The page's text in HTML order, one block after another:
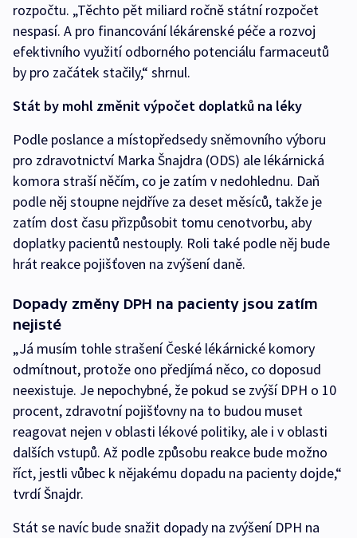
rozpočtu. „Těchto pět miliard ročně státní rozpočet
nespasí. A pro financování lékárenské péče a rozvoj
efektivního využití odborného potenciálu farmaceutů
by pro začátek stačily,“ shrnul.
Stát by mohl změnit výpočet doplatků na léky
Podle poslance a místopředsedy sněmovního výboru
pro zdravotnictví Marka Šnajdra (ODS) ale lékárnická
komora straší něčím, co je zatím v nedohlednu. Daň
podle něj stoupne nejdříve za deset měsíců, takže je
zatím dost času přizpůsobit tomu cenotvorbu, aby
doplatky pacientů nestouply. Roli také podle něj bude
hrát reakce pojišťoven na zvýšení daně.
Dopady změny DPH na pacienty jsou zatím
nejisté
„Já musím tohle strašení České lékárnické komory
odmítnout, protože ono předjímá něco, co doposud
neexistuje. Je nepochybné, že pokud se zvýší DPH o 10
procent, zdravotní pojišťovny na to budou muset
reagovat nejen v oblasti lékové politiky, ale i v oblasti
dalších vstupů. Až podle způsobu reakce bude možno
říct, jestli vůbec k nějakému dopadu na pacienty dojde,“
tvrdí Šnajdr.
Stát se navíc bude snažit dopady na zvýšení DPH na